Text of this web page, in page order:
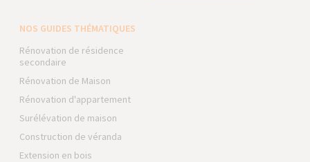
NOS GUIDES THÉMATIQUES
Rénovation de résidence
secondaire
Rénovation de Maison
Rénovation d'appartement
Surélévation de maison
Construction de véranda
Extension en bois